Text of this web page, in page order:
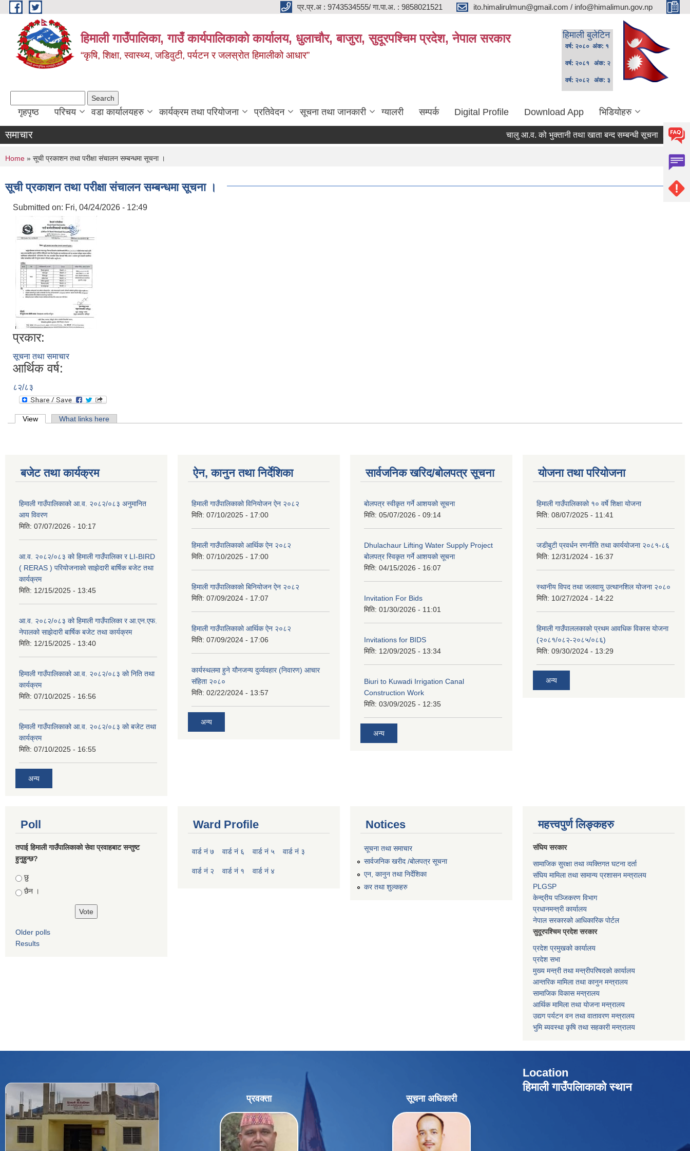
Skip to main content प्र.प्र.अ : 9743534555/ गा.पा.अ. : 9858021521 ito.himalirulmun@gmail.com / info@himalimun.gov.np
हिमाली गाउँपालिका, गाउँ कार्यपालिकाकाे कार्यालय, धुलाचौर, बाजुरा, सुदूरपश्चिम प्रदेश, नेपाल सरकार
“कृषि, शिक्षा, स्वास्थ्य, जडिवुटी, पर्यटन र जलस्रोत हिमालीको आधार”
हिमाली बुलेटिन
वर्ष: २०८० अंक: १
वर्ष: २०८१ अंक: २
वर्ष: २०८२ अंक: ३
गृहपृष्ठ परिचय वडा कार्यालयहरु कार्यक्रम तथा परियोजना प्रतिवेदन सूचना तथा जानकारी ग्यालरी सम्पर्क Digital Profile Download App भिडियोहरु
समाचार चालु आ.व. को भुक्तानी तथा खाता बन्द सम्बन्धी सूचना ।
You are here
Home » सूची प्रकाशन तथा परीक्षा संचालन सम्बन्धमा सूचना ।
सूची प्रकाशन तथा परीक्षा संचालन सम्बन्धमा सूचना ।
Submitted on: Fri, 04/24/2026 - 12:49
प्रकार:
सूचना तथा समाचार
आर्थिक वर्ष:
८२/८३
Primary tabs
View (active tab)What links here
बजेट तथा कार्यक्रम
हिमाली गाउँपालिकाको आ.व. २०८२/०८३ अनुमानित
आय विवरण
मिति: 07/07/2026 - 10:17
आ.व. २०८२/०८३ को हिमाली गाउँपालिका र LI-BIRD
( RERAS ) परियोजनाको साझेदारी बार्षिक बजेट तथा
कार्यक्रम
मिति: 12/15/2025 - 13:45
आ.व. २०८२/०८३ को हिमाली गाउँपालिका र आ.एन.एफ.
नेपालको साझेदारी बार्षिक बजेट तथा कार्यक्रम
मिति: 12/15/2025 - 13:40
हिमाली गाउँपालिकाको आ.व. २०८२/०८३ को निति तथा
कार्यक्रम
मिति: 07/10/2025 - 16:56
हिमाली गाउँपालिकाको आ.व. २०८२/०८३ को बजेट तथा
कार्यक्रम
मिति: 07/10/2025 - 16:55
अन्य
ऐन, कानुन तथा निर्देशिका
हिमाली गाउँपालिकाको विनियोजन ऐन २०८२
मिति: 07/10/2025 - 17:00
हिमाली गाउँपालिकाको आर्थिक ऐन २०८२
मिति: 07/10/2025 - 17:00
हिमाली गाउँपालिकाकाे बिनियोजन ऐन २०८२
मिति: 07/09/2024 - 17:07
हिमाली गाउँपालिकाकाे आर्थिक ऐन २०८२
मिति: 07/09/2024 - 17:06
कार्यस्थलमा हुने यौनजन्य दुर्व्यवहार (निवारण) आचार
संहिता २०८०
मिति: 02/22/2024 - 13:57
अन्य
सार्वजनिक खरिद/बोलपत्र सूचना
बोलपत्र स्वीकृत गर्ने आशयको सूचना
मिति: 05/07/2026 - 09:14
Dhulachaur Lifting Water Supply Project
बोलपत्र स्विकृत गर्ने आशयको सूचना
मिति: 04/15/2026 - 16:07
Invitation For Bids
मिति: 01/30/2026 - 11:01
Invitations for BIDS
मिति: 12/09/2025 - 13:34
Biuri to Kuwadi Irrigation Canal
Construction Work
मिति: 03/09/2025 - 12:35
अन्य
योजना तथा परियोजना
हिमाली गाउँपालिकाको १० वर्षे शिक्षा योजना
मिति: 08/07/2025 - 11:41
जडीबुटी प्रवर्धन रणनीति तथा कार्ययाेजना २०८१-८६
मिति: 12/31/2024 - 16:37
स्थानीय विपद तथा जलवायु उत्थानशिल योजना २०८०
मिति: 10/27/2024 - 14:22
हिमाली गाउँपाललकाको प्रथम आवधिक विकास योजना
(२०८१/०८२-२०८५/०८६)
मिति: 09/30/2024 - 13:29
अन्य
Poll
तपाई हिमाली गाउँपालिकाको सेवा प्रवाहबाट सन्तुष्ट
हुनुहुन्छ?
Choices
छु
छैन ।
Older polls
Results
Ward Profile
वार्ड नं ७ वार्ड नं ६ वार्ड नं ५ वार्ड नं ३
वार्ड नं २ वार्ड नं १ वार्ड नं ४
Notices
सूचना तथा समाचार
सार्वजनिक खरीद /बोलपत्र सूचना
एन, कानुन तथा निर्देशिका
कर तथा शुल्कहरु
महत्त्वपुर्ण लिङ्कहरु
संघिय सरकार
सामाजिक सुरक्षा तथा व्यक्तिगत घटना दर्ता
संघिय मामिला तथा सामान्य प्रशासन मन्त्रालय
PLGSP
केन्द्रीय पञ्जिकरण विभाग
प्रधानमन्त्री कार्यालय
नेपाल सरकारको आधिकारिक पोर्टल
सुदूरपश्चिम प्रदेश सरकार
प्रदेश प्रमुखको कार्यालय
प्रदेश सभा
मुख्य मन्त्री तथा मन्त्रीपरिषदको कार्यालय
आन्तरिक मामिला तथा कानुन मन्त्रालय
सामाजिक विकास मन्त्रालय
आर्थिक मामिला तथा योजना मन्त्रालय
उद्यग पर्यटन वन तथा वातावरण मन्त्रालय
भुमि ब्यवस्था कृषि तथा सहकारी मन्त्रालय
f Facebook ⋯ प्रवक्ता सूचना अधिकारी
Location
हिमाली गाउँपलािकाको स्थान